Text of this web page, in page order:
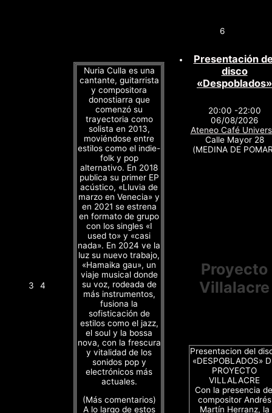
3 4
Nuria Culla es una
cantante, guitarrista
y compositora
donostiarra que
comenzó su
trayectoria como
solista en 2013,
moviéndose entre
estilos como el indie-
folk y pop
alternativo. En 2018
publica su primer EP
acústico, «Lluvia de
marzo en Venecia» y
en 2021 se estrena
en formato de grupo
con los singles «I
used to» y «casi
nada». En 2024 ve la
luz su nuevo trabajo,
«Hamaika gau», un
viaje musical donde
su voz, rodeada de
más instrumentos,
fusiona la
sofisticación de
estilos como el jazz,
el soul y la bossa
nova, con la frescura
y vitalidad de los
sonidos pop y
electrónicos más
actuales.
(Más comentarios)
A lo largo de estos
6
Presentación
disco
«Despoblados»
20:00 -22:00
06/08/2026
Ateneo Café
Calle Mayor 28
(MEDINA DE
Proyecto
Villalacre
Presentacion del
«DESPOBLADOS»
PROYECTO
VILLALACRE
Con la presencia
compositor Andrés
Martín Herranz, la